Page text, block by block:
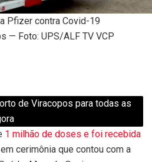
Pfizer contra Covid-19
— Foto: UPS/ALF TV VCP
de Viracopos para todas as
1 milhão de doses e foi recebida
cerimônia que contou com a